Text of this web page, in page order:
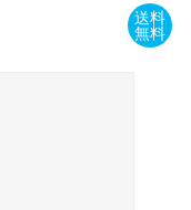
送料
無料